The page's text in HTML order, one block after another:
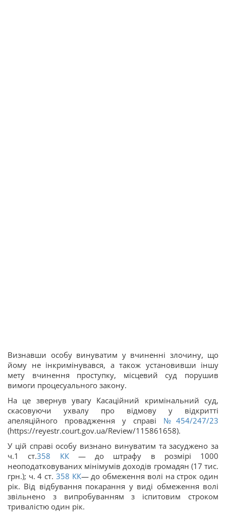
Визнавши особу винуватим у вчиненні злочину, що
йому не інкримінувався, а також установивши іншу
мету вчинення проступку, місцевий суд порушив
вимоги процесуального закону.
На це звернув увагу Касаційний кримінальний суд,
скасовуючи ухвалу про відмову у відкритті
апеляційного провадження у справі №454/247/23
(https://reyestr.court.gov.ua/Review/115861658).
У цій справі особу визнано винуватим та засуджено за
ч.1 ст.358 КК— до штрафу в розмірі 1000
неоподатковуваних мінімумів доходів громадян (17 тис.
грн.); ч. 4 ст. 358 КК— до обмеження волі на строк один
рік. Від відбування покарання у виді обмеження волі
звільнено з випробуванням з іспитовим строком
тривалістю один рік.